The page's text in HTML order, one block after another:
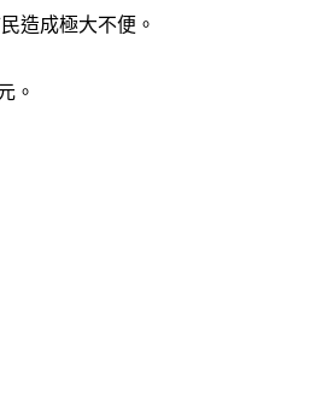
造成極大不便。
。